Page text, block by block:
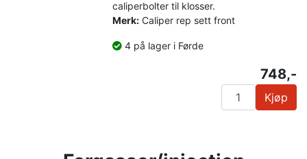
caliperbolter til klosser.
Merk: Caliper rep sett front
4 på lager i Førde
748,-
Kjøp